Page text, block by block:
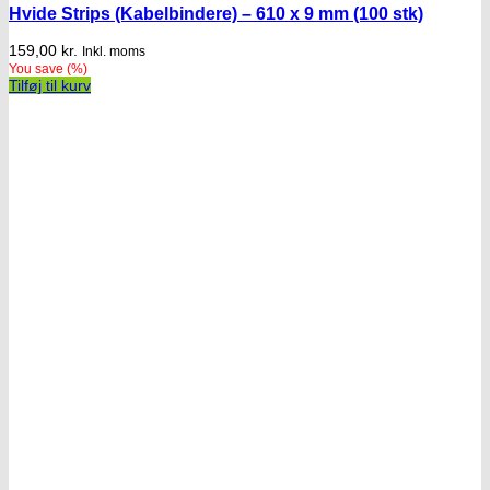
Hvide Strips (Kabelbindere) – 610 x 9 mm (100 stk)
159,00 kr. Inkl. moms
You save (%)
Tilføj til kurv